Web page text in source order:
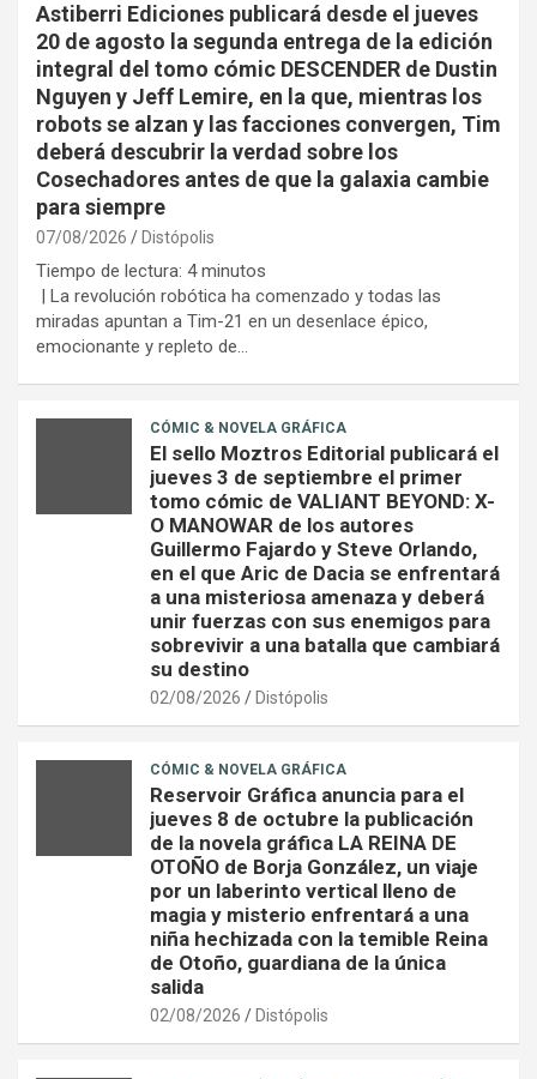
Astiberri Ediciones publicará desde el jueves
20 de agosto la segunda entrega de la edición
integral del tomo cómic DESCENDER de Dustin
Nguyen y Jeff Lemire, en la que, mientras los
robots se alzan y las facciones convergen, Tim
deberá descubrir la verdad sobre los
Cosechadores antes de que la galaxia cambie
para siempre
07/08/2026 Distópolis
Tiempo de lectura: 4 minutos
| La revolución robótica ha comenzado y todas las
miradas apuntan a Tim-21 en un desenlace épico,
emocionante y repleto de…
CÓMIC & NOVELA GRÁFICA
El sello Moztros Editorial publicará el
jueves 3 de septiembre el primer
tomo cómic de VALIANT BEYOND: X-
O MANOWAR de los autores
Guillermo Fajardo y Steve Orlando,
en el que Aric de Dacia se enfrentará
a una misteriosa amenaza y deberá
unir fuerzas con sus enemigos para
sobrevivir a una batalla que cambiará
su destino
02/08/2026 Distópolis
CÓMIC & NOVELA GRÁFICA
Reservoir Gráfica anuncia para el
jueves 8 de octubre la publicación
de la novela gráfica LA REINA DE
OTOÑO de Borja González, un viaje
por un laberinto vertical lleno de
magia y misterio enfrentará a una
niña hechizada con la temible Reina
de Otoño, guardiana de la única
salida
02/08/2026 Distópolis